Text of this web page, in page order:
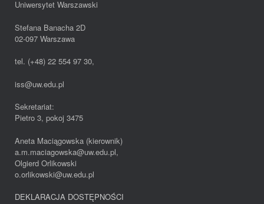
Uniwersytet Warszawski
Stefana Banacha 2D
02-097 Warszawa
tel. (+48) 22 554 97 30,
iss@uw.edu.pl
Sekretariat:
Pietro 3, pokoj 3475
Aneta Maciągowska (kierownik)
a.m.maciagowska@uw.edu.pl,
Olgierd Orlikowski
o.orlikowski@uw.edu.pl
DEKLARACJA DOSTĘPNOŚCI